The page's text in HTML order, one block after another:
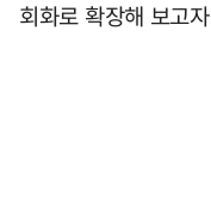
회화로 확장해 보고